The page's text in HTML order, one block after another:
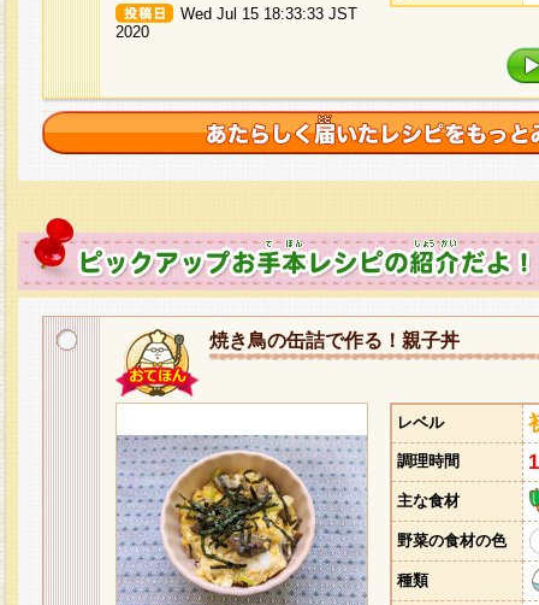
Wed Jul 15 18:33:33 JST
2020
焼き鳥の缶詰で作る！親子丼
レベル
調理時間
主な食材
野菜の食材の色
種類